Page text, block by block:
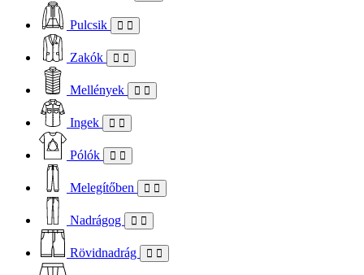
Pulcsik
Zakók
Mellények
Ingek
Pólók
Melegítőben
Nadrágog
Rövidnadrág